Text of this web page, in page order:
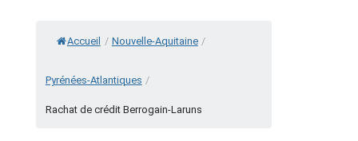
Accueil / Nouvelle-Aquitaine /
Pyrénées-Atlantiques /
Rachat de crédit Berrogain-Laruns